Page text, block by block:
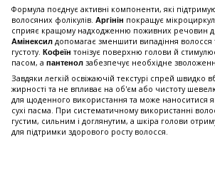
Формула поєднує активні компоненти, які
волосяних фолікулів. Аргінін покращує
сприяє кращому надходженню поживних речовин
Амінексил допомагає зменшити випадіння волосся
густоту. Кофеїн тонізує поверхню голови й
пасом, а пантенол забезпечує необхідне
Завдяки легкій освіжаючій текстурі спрей швидко
жирності та не впливає на об'єм або чистоту
для щоденного використання та може наноситися
сухі пасма. При систематичному використанні
густим, сильним і доглянутим, а шкіра голови
для підтримки здорового росту волосся.